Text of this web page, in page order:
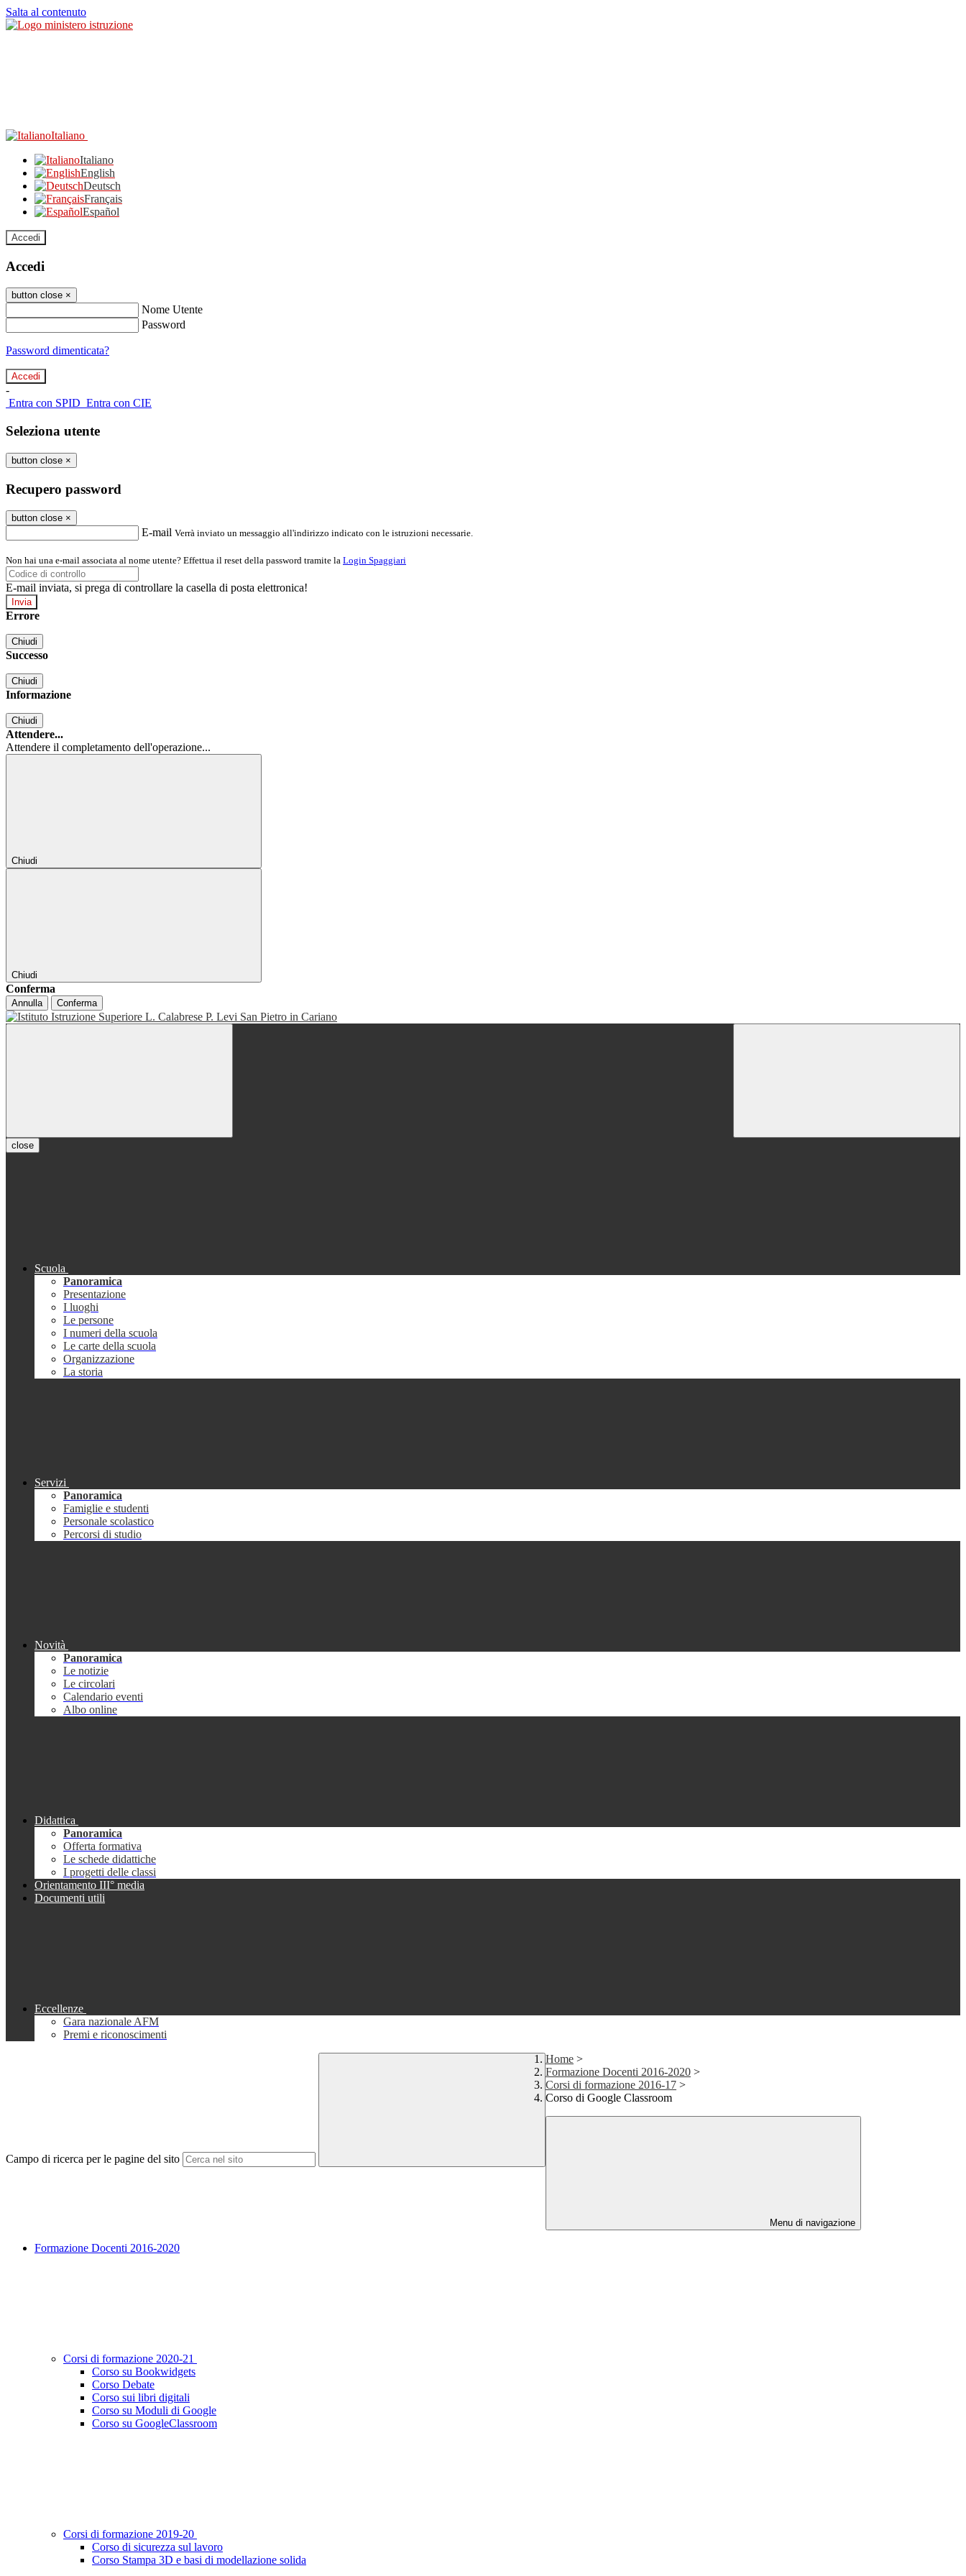
Salta al contenuto
Italiano
Italiano
English
Deutsch
Français
Español
Accedi
Accedi
button close ×
Nome Utente
Password
Password dimenticata?
-
Entra con SPID Entra con CIE
Seleziona utente
button close ×
Recupero password
button close ×
E-mail Verrà inviato un messaggio all'indirizzo indicato con le istruzioni necessarie.
Non hai una e-mail associata al nome utente? Effettua il reset della password tramite la Login Spaggiari
E-mail inviata, si prega di controllare la casella di posta elettronica!
Errore
Chiudi
Successo
Chiudi
Informazione
Chiudi
Attendere...
Attendere il completamento dell'operazione...
Chiudi
Chiudi
Conferma
Annulla Conferma
close
Scuola
Panoramica
Presentazione
I luoghi
Le persone
I numeri della scuola
Le carte della scuola
Organizzazione
La storia
Servizi
Panoramica
Famiglie e studenti
Personale scolastico
Percorsi di studio
Novità
Panoramica
Le notizie
Le circolari
Calendario eventi
Albo online
Didattica
Panoramica
Offerta formativa
Le schede didattiche
I progetti delle classi
Orientamento III° media
Documenti utili
Eccellenze
Gara nazionale AFM
Premi e riconoscimenti
Campo di ricerca per le pagine del sito
Home >
Formazione Docenti 2016-2020 >
Corsi di formazione 2016-17 >
Corso di Google Classroom
Menu di navigazione
Formazione Docenti 2016-2020
Corsi di formazione 2020-21
Corso su Bookwidgets
Corso Debate
Corso sui libri digitali
Corso su Moduli di Google
Corso su GoogleClassroom
Corsi di formazione 2019-20
Corso di sicurezza sul lavoro
Corso Stampa 3D e basi di modellazione solida